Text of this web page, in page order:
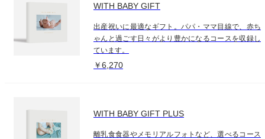
WITH BABY GIFT
出産祝いに最適なギフト。パパ・ママ目線で、赤ち
ゃんと過ごす日々がより豊かになるコースを収録し
ています。
￥6,270
WITH BABY GIFT PLUS
離乳食食器やメモリアルフォトなど、選べるコース